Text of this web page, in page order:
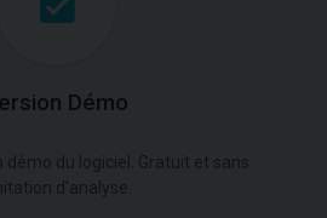
Démo
démo du logiciel. Gratuit et sans
d'analyse.